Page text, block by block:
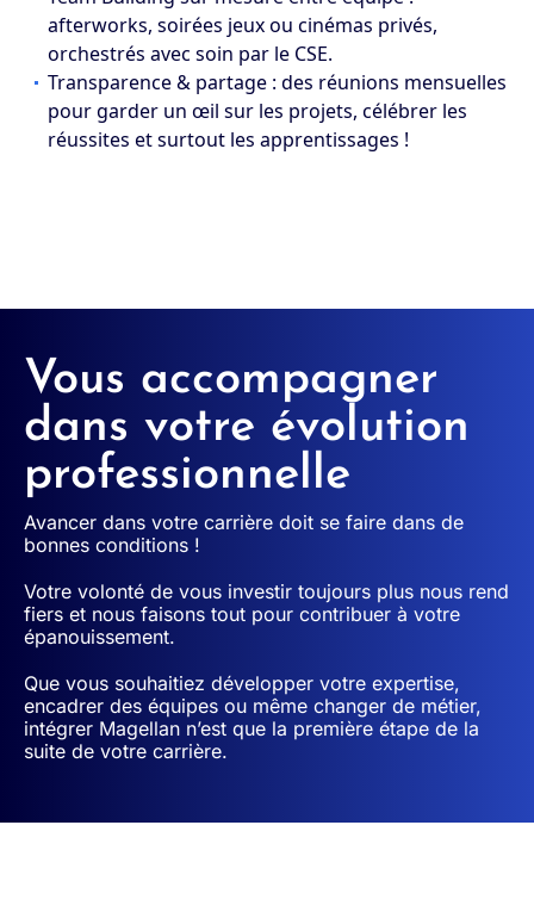
afterworks, soirées jeux ou cinémas privés,
orchestrés avec soin par le CSE.
Transparence & partage : des réunions mensuelles
pour garder un œil sur les projets, célébrer les
réussites et surtout les apprentissages !
Vous accompagner
dans votre évolution
professionnelle
Avancer dans votre carrière doit se faire dans de
bonnes conditions !
Votre volonté de vous investir toujours plus nous rend
fiers et nous faisons tout pour contribuer à votre
épanouissement.
Que vous souhaitiez développer votre expertise,
encadrer des équipes ou même changer de métier,
intégrer Magellan n’est que la première étape de la
suite de votre carrière.